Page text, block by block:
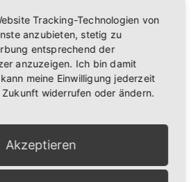
Tracking-Technologien von
anzubieten, stetig zu
entsprechend der
anzuzeigen. Ich bin damit
meine Einwilligung jederzeit
widerrufen oder ändern.
Akzeptieren